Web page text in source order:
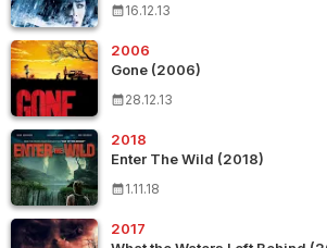
16.12.13
2006
Gone (2006)
28.12.13
2018
Enter The Wild (2018)
1.11.18
2017